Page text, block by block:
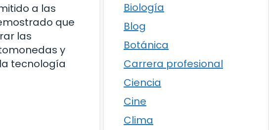
a las
que
las
y
tecnología
Biología
Blog
Botánica
Carrera profesional
Ciencia
Cine
Clima